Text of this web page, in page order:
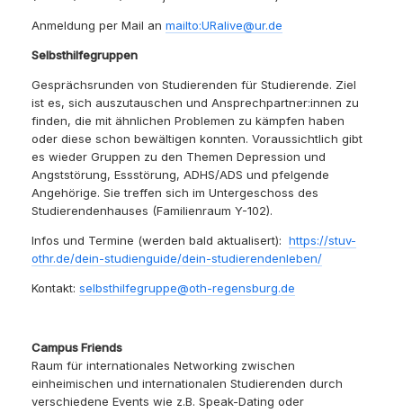
Anmeldung per Mail an mailto:URalive@ur.de
Selbsthilfegruppen
Gesprächsrunden von Studierenden für Studierende. Ziel
ist es, sich auszutauschen und Ansprechpartner:innen zu
finden, die mit ähnlichen Problemen zu kämpfen haben
oder diese schon bewältigen konnten. Voraussichtlich gibt
es wieder Gruppen zu den Themen Depression und
Angststörung, Essstörung, ADHS/ADS und pfelgende
Angehörige. Sie treffen sich im Untergeschoss des
Studierendenhauses (Familienraum Y-102).
Infos und Termine (werden bald aktualisert): https://stuv-
othr.de/dein-studienguide/dein-studierendenleben/
Kontakt: selbsthilfegruppe@oth-regensburg.de
Campus Friends
Raum für internationales Networking zwischen
einheimischen und internationalen Studierenden durch
verschiedene Events wie z.B. Speak-Dating oder